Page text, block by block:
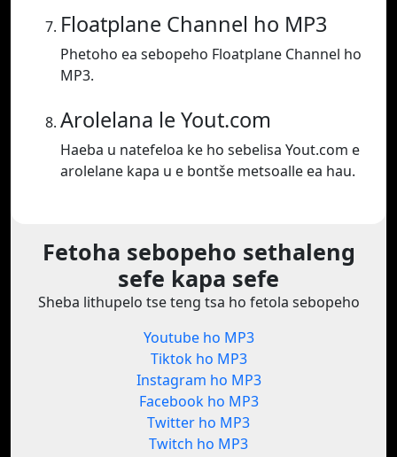
Floatplane Channel ho MP3
Phetoho ea sebopeho Floatplane Channel ho
MP3.
Arolelana le Yout.com
Haeba u natefeloa ke ho sebelisa Yout.com e
arolelane kapa u e bontše metsoalle ea hau.
Fetoha sebopeho sethaleng
sefe kapa sefe
Sheba lithupelo tse teng tsa ho fetola sebopeho
Youtube ho MP3
Tiktok ho MP3
Instagram ho MP3
Facebook ho MP3
Twitter ho MP3
Twitch ho MP3